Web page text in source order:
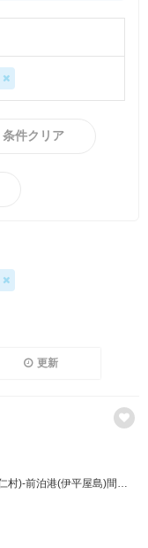
条件クリア
更新